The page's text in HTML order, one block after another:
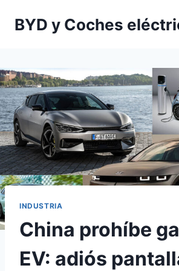
BYD y Coches
INDUSTRIA
China prohíbe
EV: adiós